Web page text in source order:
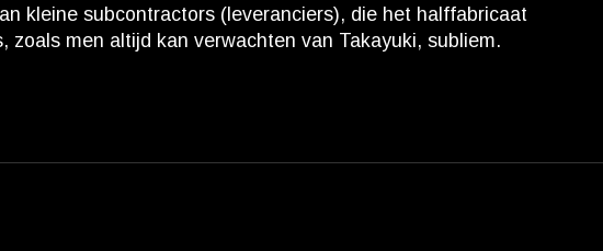
kleine subcontractors (leveranciers), die het halffabricaat
men altijd kan verwachten van Takayuki, subliem.